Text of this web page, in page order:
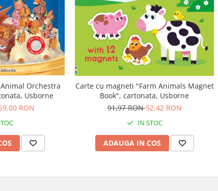
Orchestra
Usborne
RON
Carte cu magneti "Farm Animals Magnet
Book", cartonata, Usborne
91,97 RON52,42 RON
IN STOC
ADAUGA IN COS